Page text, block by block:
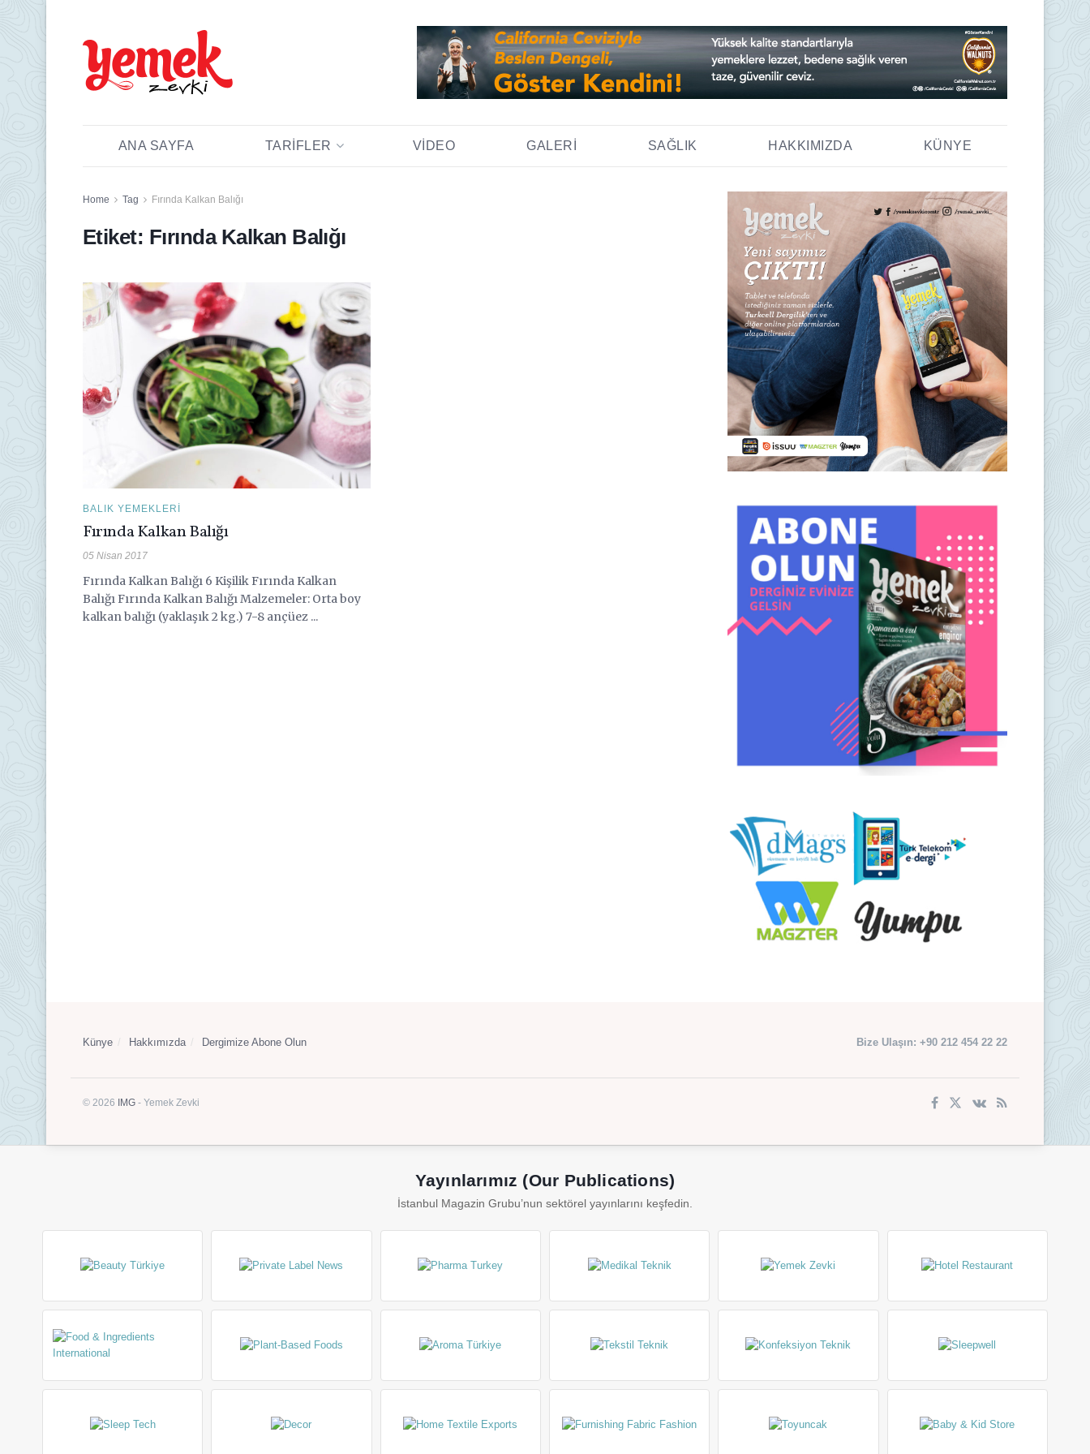
ANA SAYFA TARIFLER VIDEO GALERI SAĞLIK HAKKIMIZDA KÜNYE
Home Tag Fırında Kalkan Balığı
Etiket: Fırında Kalkan Balığı
BALIK YEMEKLERI
Fırında Kalkan Balığı
05 Nisan 2017
Fırında Kalkan Balığı 6 Kişilik Fırında Kalkan
Balığı Fırında Kalkan Balığı Malzemeler: Orta boy
kalkan balığı (yaklaşık 2 kg.) 7-8 ançüez ...
Künye Hakkımızda Dergimize Abone Olun Bize Ulaşın: +90 212 454 22 22
© 2026 IMG - Yemek Zevki
Yayınlarımız (Our Publications)
İstanbul Magazin Grubu’nun sektörel yayınlarını keşfedin.